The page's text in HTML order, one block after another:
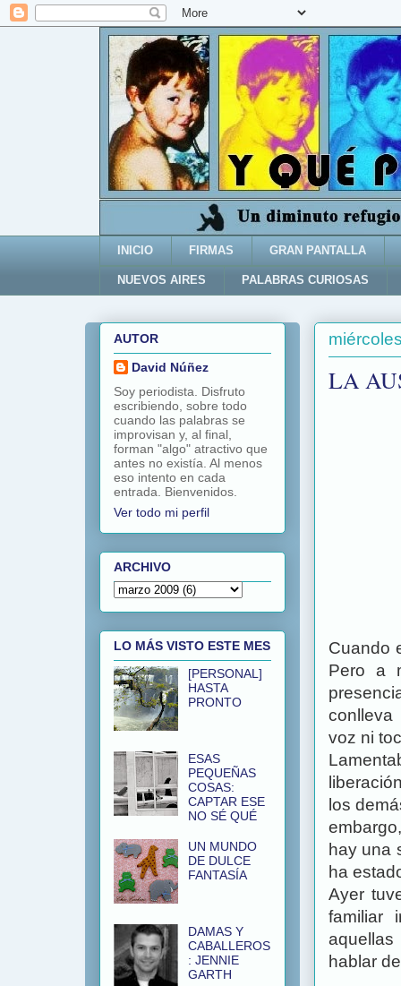
INICIO FIRMAS GRAN PANTALLA
NUEVOS AIRES PALABRAS CURIOSAS
LA
Cuando
Pero a
conlleva
voz ni
los
hay una
ha
Ayer
familiar
hablar
AUTOR
David Núñez
Soy periodista. Disfruto
escribiendo, sobre todo
cuando las palabras se
improvisan y, al final,
forman "algo" atractivo que
antes no existía. Al menos
eso intento en cada
entrada. Bienvenidos.
Ver todo mi perfil
ARCHIVO
LO MÁS VISTO ESTE MES
[PERSONAL]
HASTA
PRONTO
ESAS
PEQUEÑAS
COSAS:
CAPTAR ESE
NO SÉ QUÉ
UN MUNDO
DE DULCE
FANTASÍA
DAMAS Y
CABALLEROS
: JENNIE
GARTH